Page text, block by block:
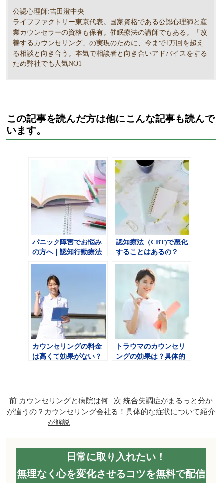
公認心理師:吉田澄中央
ライフファクトリー東京代表。国家資格である公認心理師と産
業カウンセラーの資格も保有。催眠療法の講師でもある。「改
善するカウンセリング」の実現のために、今まで1万回を超え
る相談と向き合う。本気で相談者と向き合いアドバイスをする
ため弊社でも人気NO1
この記事を読んだ方は他にこんな記事も読んで
います。
パニック障害でお悩み
の方へ｜認知行動療法
認知療法（CBT)で悪化
することはあるの？
カウンセリングの料金
は高くて効果がない？
トラウマのカウンセリ
ングの効果は？具体的
前 カウンセリングと病院は何
が違うの？カウンセリング会社
が解説
次 統合失調症がまるっと分か
る！具体的な症状について紹介
日常に取り入れたい！
無理なく心を変化させるコツを無料で配信